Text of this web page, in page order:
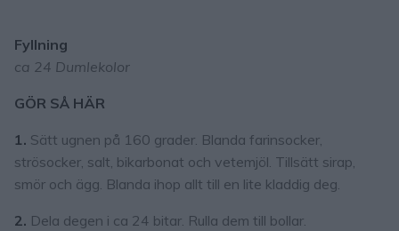
Fyllning
ca 24 Dumlekolor
GÖR SÅ HÄR
1. Sätt ugnen på 160 grader. Blanda farinsocker,
strösocker, salt, bikarbonat och vetemjöl. Tillsätt sirap,
smör och ägg. Blanda ihop allt till en lite kladdig deg.
2. Dela degen i ca 24 bitar. Rulla dem till bollar.